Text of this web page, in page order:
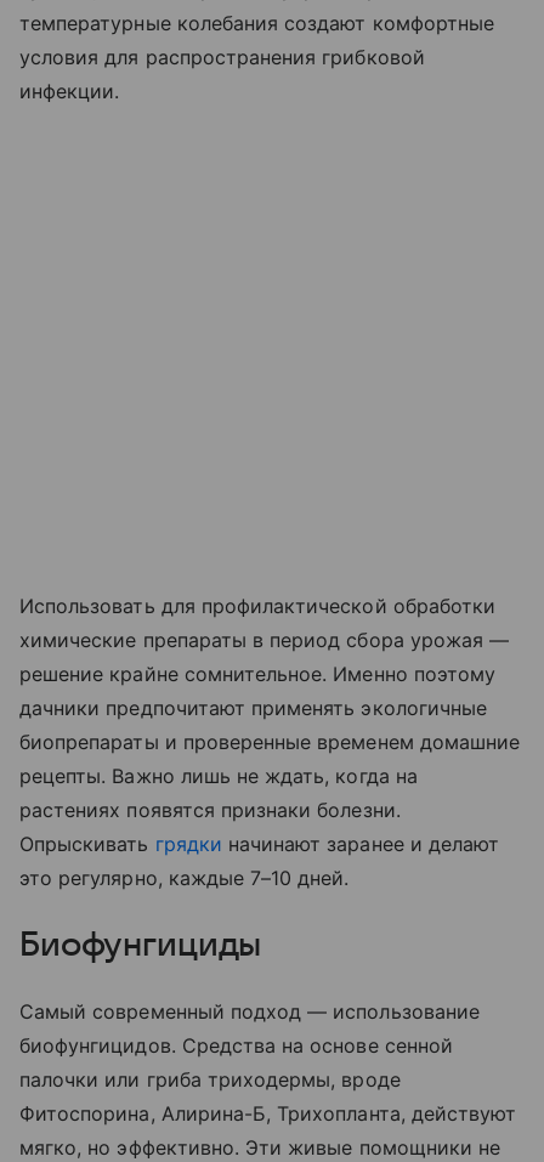
температурные колебания создают комфортные
условия для распространения грибковой
инфекции.
Использовать для профилактической обработки
химические препараты в период сбора урожая —
решение крайне сомнительное. Именно поэтому
дачники предпочитают применять экологичные
биопрепараты и проверенные временем домашние
рецепты. Важно лишь не ждать, когда на
растениях появятся признаки болезни.
Опрыскивать грядки начинают заранее и делают
это регулярно, каждые 7–10 дней.
Биофунгициды
Самый современный подход — использование
биофунгицидов. Средства на основе сенной
палочки или гриба триходермы, вроде
Фитоспорина, Алирина-Б, Трихопланта, действуют
мягко, но эффективно. Эти живые помощники не